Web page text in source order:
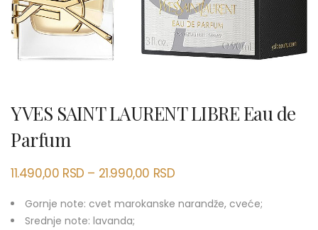
YVES SAINT LAURENT LIBRE Eau de
Parfum
11.490,00 RSD – 21.990,00 RSD
Gornje note: cvet marokanske narandže, cveće;
Srednje note: lavanda;